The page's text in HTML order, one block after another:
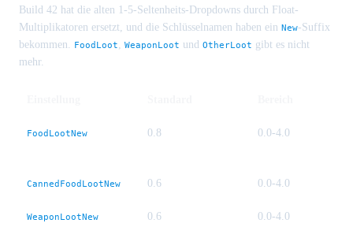
Build 42 hat die alten 1-5-Seltenheits-Dropdowns durch Float-
Multiplikatoren ersetzt, und die Schlüsselnamen haben ein New-Suffix
bekommen. FoodLoot, WeaponLoot und OtherLoot gibt es nicht
mehr.
FoodLootNew 0.8 0.0-4.0
CannedFoodLootNew 0.6 0.0-4.0
WeaponLootNew 0.6 0.0-4.0